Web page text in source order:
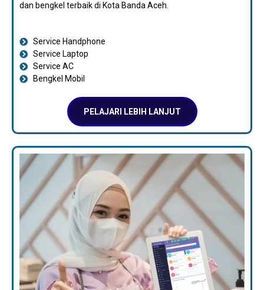
dan bengkel terbaik di Kota Banda Aceh.
Service Handphone
Service Laptop
Service AC
Bengkel Mobil
PELAJARI LEBIH LANJUT